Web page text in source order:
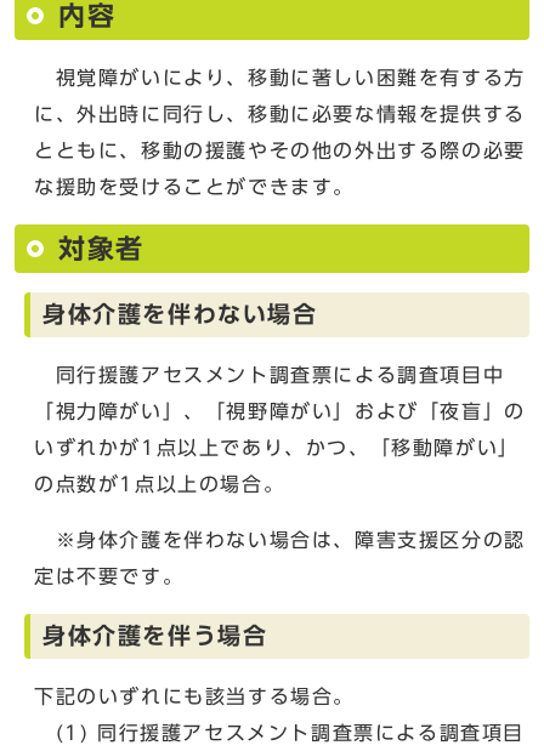
内容
視覚障がいにより、移動に著しい困難を有する方
に、外出時に同行し、移動に必要な情報を提供する
とともに、移動の援護やその他の外出する際の必要
な援助を受けることができます。
対象者
身体介護を伴わない場合
同行援護アセスメント調査票による調査項目中
「視力障がい」、「視野障がい」および「夜盲」の
いずれかが1点以上であり、かつ、「移動障がい」
の点数が1点以上の場合。
※身体介護を伴わない場合は、障害支援区分の認
定は不要です。
身体介護を伴う場合
下記のいずれにも該当する場合。
(1) 同行援護アセスメント調査票による調査項目